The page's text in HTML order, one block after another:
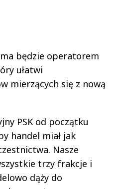
będzie operatorem
ułatwi
mierzących się z nową
PSK od początku
handel miał jak
Nasze
trzy frakcje i
dąży do